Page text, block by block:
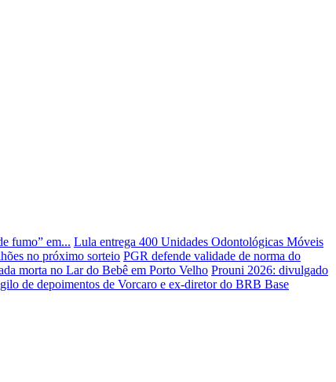
fumo” em... Lula entrega 400 Unidades Odontológicas Móveis
no próximo sorteio PGR defende validade de norma do
morta no Lar do Bebê em Porto Velho Prouni 2026: divulgado
de depoimentos de Vorcaro e ex-diretor do BRB Base